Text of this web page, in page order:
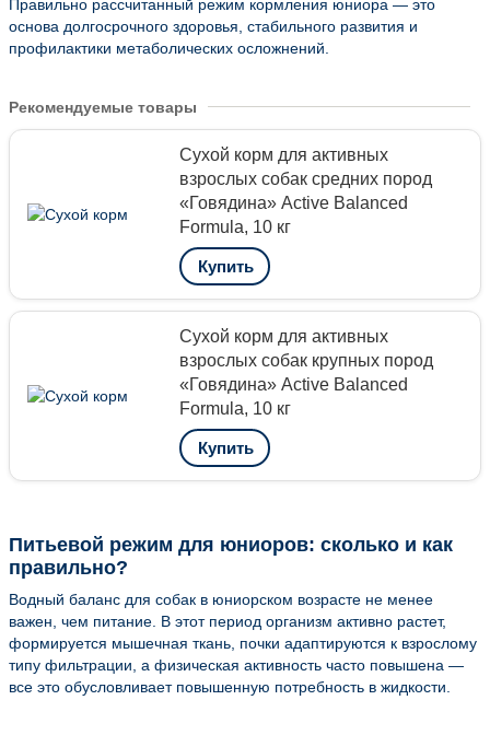
Правильно рассчитанный режим кормления юниора — это
основа долгосрочного здоровья, стабильного развития и
профилактики метаболических осложнений.
Рекомендуемые товары
Сухой корм для активных
взрослых собак средних пород
«Говядина» Active Balanced
Formula, 10 кг
Купить
Сухой корм для активных
взрослых собак крупных пород
«Говядина» Active Balanced
Formula, 10 кг
Купить
Питьевой режим для юниоров: сколько и как
правильно?
Водный баланс для собак в юниорском возрасте не менее
важен, чем питание. В этот период организм активно растет,
формируется мышечная ткань, почки адаптируются к взрослому
типу фильтрации, а физическая активность часто повышена —
все это обусловливает повышенную потребность в жидкости.